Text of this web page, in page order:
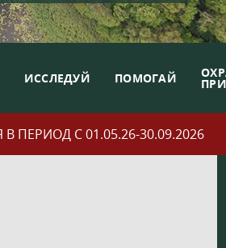
ИССЛЕДУЙ ПОМОГАЙ
С 01.05.26-30.09.2026